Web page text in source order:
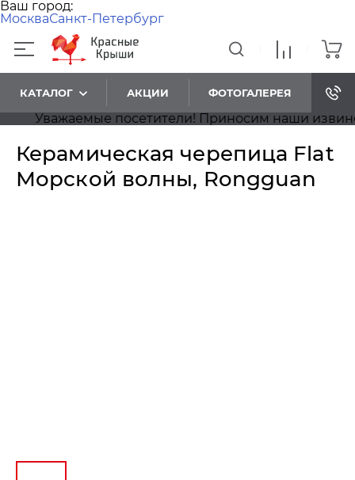
Ваш город:
МоскваСанкт-Петербург
КАТАЛОГ АКЦИИ ФОТОГАЛЕРЕЯ
Уважаемые посетители! Приносим наши
Керамическая черепица Flat
Морской волны, Rongguan